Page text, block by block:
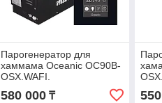
Парогенератор для
хаммама Oceanic OC90B-
OSX.WAFI.
580 000₸